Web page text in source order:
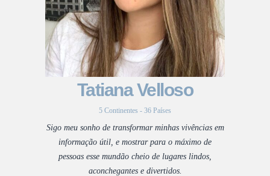
Tatiana Velloso
5 Continentes - 36 Países
Sigo meu sonho de transformar minhas vivências em
informação útil, e mostrar para o máximo de
pessoas esse mundão cheio de lugares lindos,
aconchegantes e divertidos.